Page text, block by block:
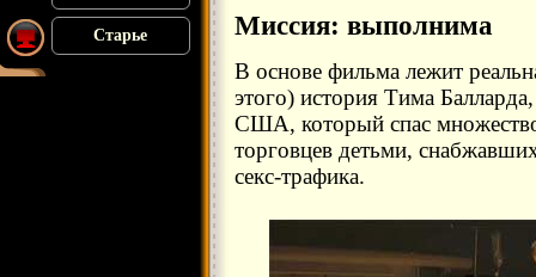
Старье Миссия: выполнима
В основе фильма лежит
этого) история Тима
США, который спас
торговцев детьми,
секс-трафика.